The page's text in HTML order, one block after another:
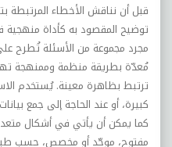
قبل أن نناقش الأخطاء المرتبطة
توضيح المقصود به كأداة
مجرد مجموعة من الأسئلة تُطرح
مُعدّة بطريقة منظمة وممنهجة
ترتبط بظاهرة معينة. يُستخدم
كبيرة، أو عند الحاجة إلى جمع
كما يمكن أن يأتي في أشكال
مفتوح، موحّد أو مخصص، حسب